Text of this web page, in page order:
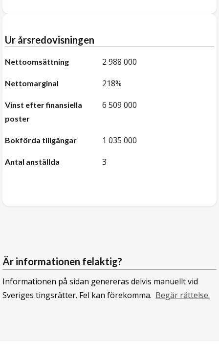
Ur årsredovisningen
Nettoomsättning 2 988 000
Nettomarginal 218%
Vinst efter finansiella
poster
6 509 000
Bokförda tillgångar 1 035 000
Antal anställda 3
Är informationen felaktig?
Informationen på sidan genereras delvis manuellt vid
Sveriges tingsrätter. Fel kan förekomma. Begär rättelse.